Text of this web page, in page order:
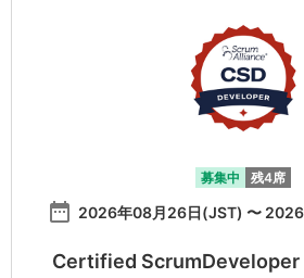
募集中 残4席
date_range 2026年08月26日(JST) 〜
Certified